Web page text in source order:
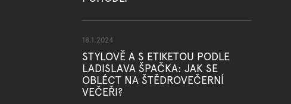
18.1.2024
STYLOVĚ A S ETIKETOU PODLE
LADISLAVA ŠPAČKA: JAK SE
OBLÉCT NA ŠTĚDROVEČERNÍ
VEČEŘI?